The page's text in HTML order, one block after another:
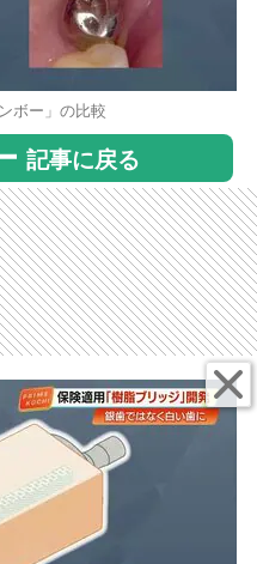
ボー」の比較
記事に戻る